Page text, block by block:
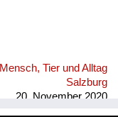
Mensch, Tier und Alltag
Salzburg
20. November 2020